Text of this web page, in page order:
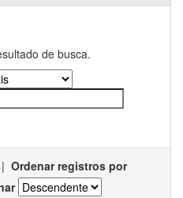
de busca.
| Ordenar registros por